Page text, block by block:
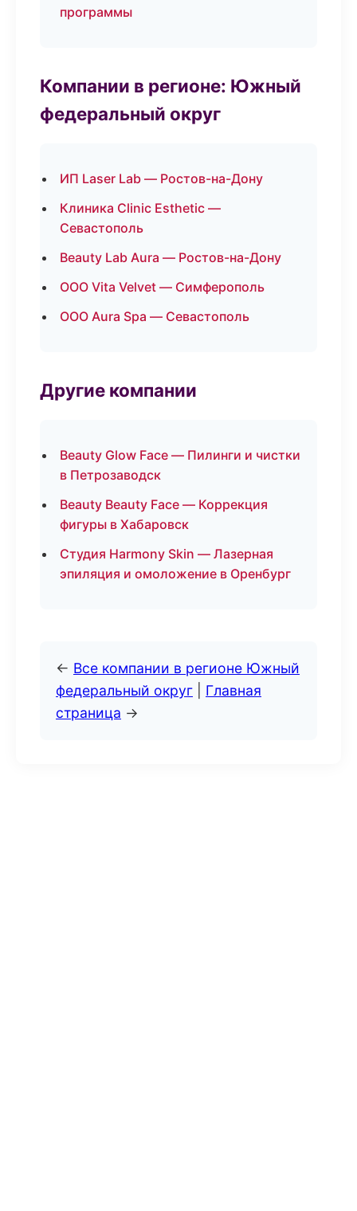
программы
Компании в регионе: Южный
федеральный округ
ИП Laser Lab — Ростов-на-Дону
Клиника Clinic Esthetic —
Севастополь
Beauty Lab Aura — Ростов-на-Дону
ООО Vita Velvet — Симферополь
ООО Aura Spa — Севастополь
Другие компании
Beauty Glow Face — Пилинги и чистки
в Петрозаводск
Beauty Beauty Face — Коррекция
фигуры в Хабаровск
Студия Harmony Skin — Лазерная
эпиляция и омоложение в Оренбург
← Все компании в регионе Южный
федеральный округ
Главная
страница →